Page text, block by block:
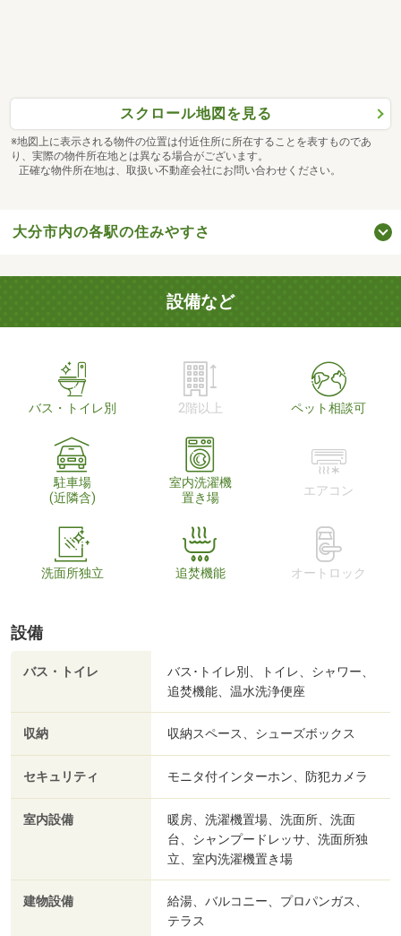
スクロール地図を見る
※地図上に表示される物件の位置は付近住所に所在することを表すものであ
り、実際の物件所在地とは異なる場合がございます。
正確な物件所在地は、取扱い不動産会社にお問い合わせください。
大分市内の各駅の住みやすさ
設備など
バス・トイレ別 2階以上 ペット相談可
駐車場
(近隣含)
室内洗濯機
置き場
エアコン
洗面所独立 追焚機能 オートロック
設備
バス・トイレ
バス･トイレ別、トイレ、シャワー、
追焚機能、温水洗浄便座
収納 収納スペース、シューズボックス
セキュリティ モニタ付インターホン、防犯カメラ
室内設備
暖房、洗濯機置場、洗面所、洗面
台、シャンプードレッサ、洗面所独
立、室内洗濯機置き場
建物設備
給湯、バルコニー、プロパンガス、
テラス